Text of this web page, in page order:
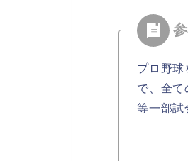
プロ野球
で、全て
等一部試